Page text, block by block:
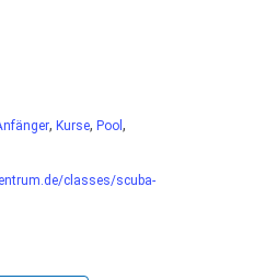
, Kurse, Pool ,
classes/scuba-